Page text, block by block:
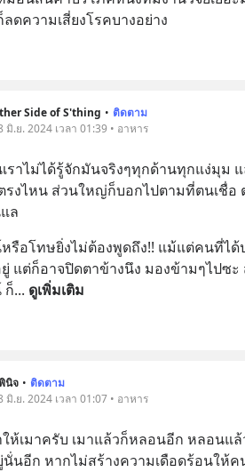
ดความเสี่ยงโรคบางอย่าง
Side of S'thing • ติดตาม
มิ.ย. 2024 เวลา 01:39 • อาหาร
ราไม่ได้รู้จักมันจริงๆทุกด้านทุกแง่มุม
รงไหน ส่วนใหญ่ก็บอกไปตามที่ตนเชื่อ
ล
รือโทษยิ่งไม่ต้องพูดถึง!! แม้แต่คนที่ได้
แต่ก็อาจปิดตาข้างนึง มองข้ามๆไปซ
ก็... ดูเพิ่มเติม
นิจ • ติดตาม
มิ.ย. 2024 เวลา 01:07 • อาหาร
ห้เมาครับ เมาแล้วก็หลอนอีก หลอนแ
นอีก หากไม่สร้างความเดือดร้อนให้